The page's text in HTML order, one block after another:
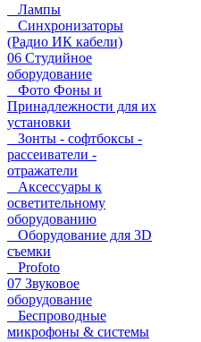
Лампы
Синхронизаторы
(Радио ИК кабели)
06 Студийное
оборудование
Фото Фоны и
Принадлежности для их
установки
Зонты - софтбоксы -
рассеиватели -
отражатели
Аксессуары к
осветительному
оборудованию
Оборудование для 3D
съемки
Profoto
07 Звуковое
оборудование
Беспроводные
микрофоны & системы